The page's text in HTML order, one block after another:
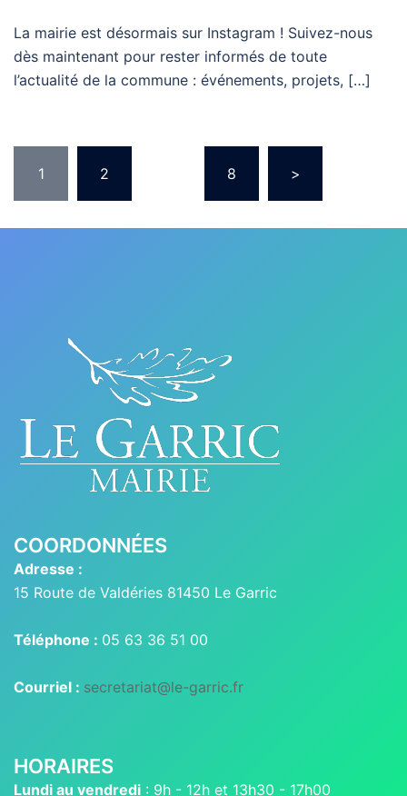
La mairie est désormais sur Instagram ! Suivez-nous
dès maintenant pour rester informés de toute
l’actualité de la commune : événements, projets, […]
des
publications
1 2 8 >
COORDONNÉES
Adresse :
15 Route de Valdéries 81450 Le Garric
Téléphone : 05 63 36 51 00
Courriel : secretariat@le-garric.fr
HORAIRES
Lundi au vendredi : 9h - 12h et 13h30 - 17h00